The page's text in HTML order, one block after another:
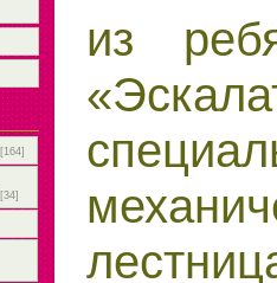
[164]
[34]
из